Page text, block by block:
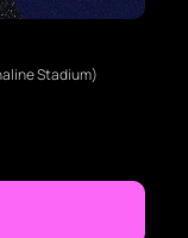
Stadium)